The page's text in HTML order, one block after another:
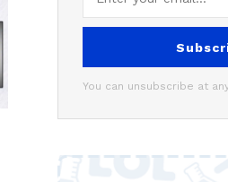
You can unsubscribe at